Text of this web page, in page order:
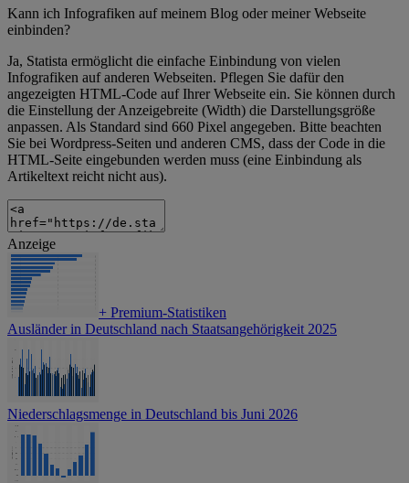
Kann ich Infografiken auf meinem Blog oder meiner Webseite
einbinden?
Ja, Statista ermöglicht die einfache Einbindung von vielen
Infografiken auf anderen Webseiten. Pflegen Sie dafür den
angezeigten HTML-Code auf Ihrer Webseite ein. Sie können durch
die Einstellung der Anzeigebreite (Width) die Darstellungsgröße
anpassen. Als Standard sind 660 Pixel angegeben. Bitte beachten
Sie bei Wordpress-Seiten und anderen CMS, dass der Code in die
HTML-Seite eingebunden werden muss (eine Einbindung als
Artikeltext reicht nicht aus).
Anzeige
+ Premium-Statistiken
Ausländer in Deutschland nach Staatsangehörigkeit 2025
Niederschlagsmenge in Deutschland bis Juni 2026